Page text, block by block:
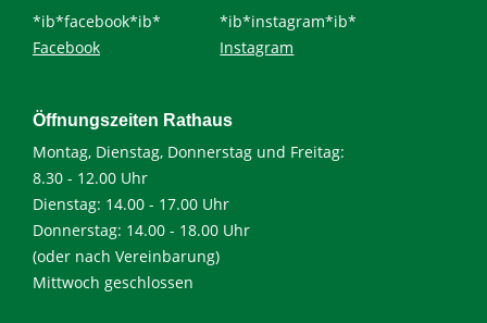
*ib*facebook*ib*
Facebook
*ib*instagram*ib*
Instagram
Öffnungszeiten Rathaus
Montag, Dienstag, Donnerstag und Freitag:
8.30 - 12.00 Uhr
Dienstag: 14.00 - 17.00 Uhr
Donnerstag: 14.00 - 18.00 Uhr
(oder nach Vereinbarung)
Mittwoch geschlossen